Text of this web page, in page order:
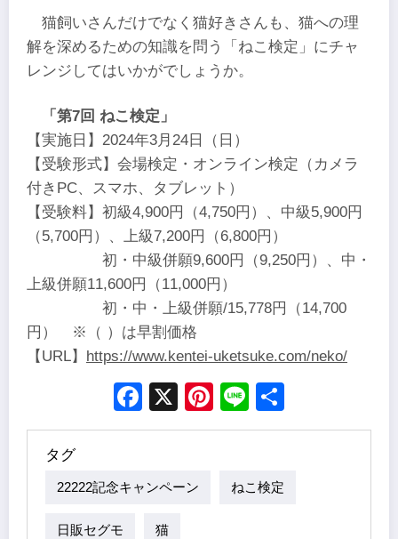
猫飼いさんだけでなく猫好きさんも、猫への理
解を深めるための知識を問う「ねこ検定」にチャ
レンジしてはいかがでしょうか。
「第7回 ねこ検定」
【実施日】2024年3月24日（日）
【受験形式】会場検定・オンライン検定（カメラ
付きPC、スマホ、タブレット）
【受験料】初級4,900円（4,750円）、中級5,900円
（5,700円）、上級7,200円（6,800円）
初・中級併願9,600円（9,250円）、中・
上級併願11,600円（11,000円）
初・中・上級併願/15,778円（14,700
円） ※（ ）は早割価格
【URL】 https://www.kentei-uketsuke.com/neko/
Facebook
X Pinterest
Line
タグ
22222記念キャンペーン ねこ検定
日販セグモ 猫